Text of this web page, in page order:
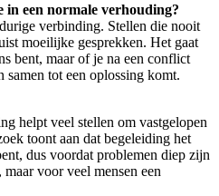
in een normale verhouding?
verbinding. Stellen die nooit
moeilijke gesprekken. Het gaat
bent, maar of je na een conflict
samen tot een oplossing komt.
helpt veel stellen om vastgelopen
toont aan dat begeleiding het
dus voordat problemen diep zijn
voor veel mensen een